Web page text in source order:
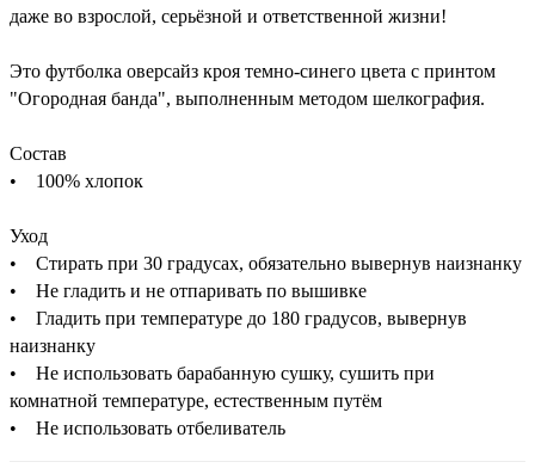
даже во взрослой, серьёзной и ответственной жизни!
Это футболка оверсайз кроя темно-синего цвета с принтом
"Огородная банда", выполненным методом шелкография.
Состав
• 100% хлопок
Уход
• Стирать при 30 градусах, обязательно вывернув наизнанку
• Не гладить и не отпаривать по вышивке
• Гладить при температуре до 180 градусов, вывернув
наизнанку
• Не использовать барабанную сушку, сушить при
комнатной температуре, естественным путём
• Не использовать отбеливатель